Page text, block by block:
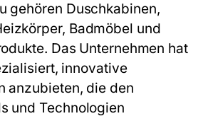
gehören Duschkabinen,
Badmöbel und
Das Unternehmen hat
innovative
anzubieten, die den
und Technologien